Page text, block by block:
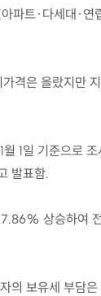
파트·다세대·연
격은 올랐지만
1일 기준으로
발표함.
상승하여
의 보유세 부담